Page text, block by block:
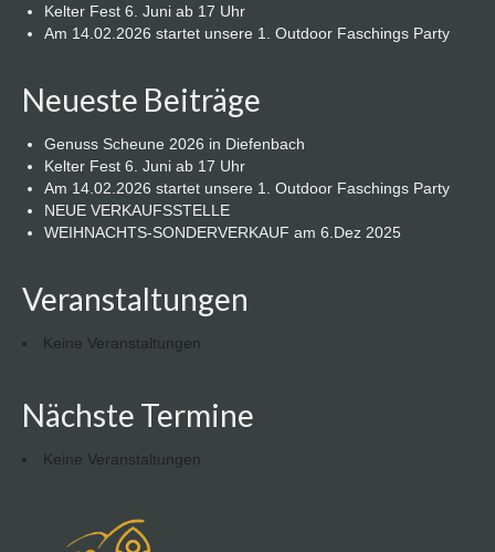
Kelter Fest 6. Juni ab 17 Uhr
Am 14.02.2026 startet unsere 1. Outdoor Faschings Party
Neueste Beiträge
Genuss Scheune 2026 in Diefenbach
Kelter Fest 6. Juni ab 17 Uhr
Am 14.02.2026 startet unsere 1. Outdoor Faschings Party
NEUE VERKAUFSSTELLE
WEIHNACHTS-SONDERVERKAUF am 6.Dez 2025
Veranstaltungen
Keine Veranstaltungen
Nächste Termine
Keine Veranstaltungen